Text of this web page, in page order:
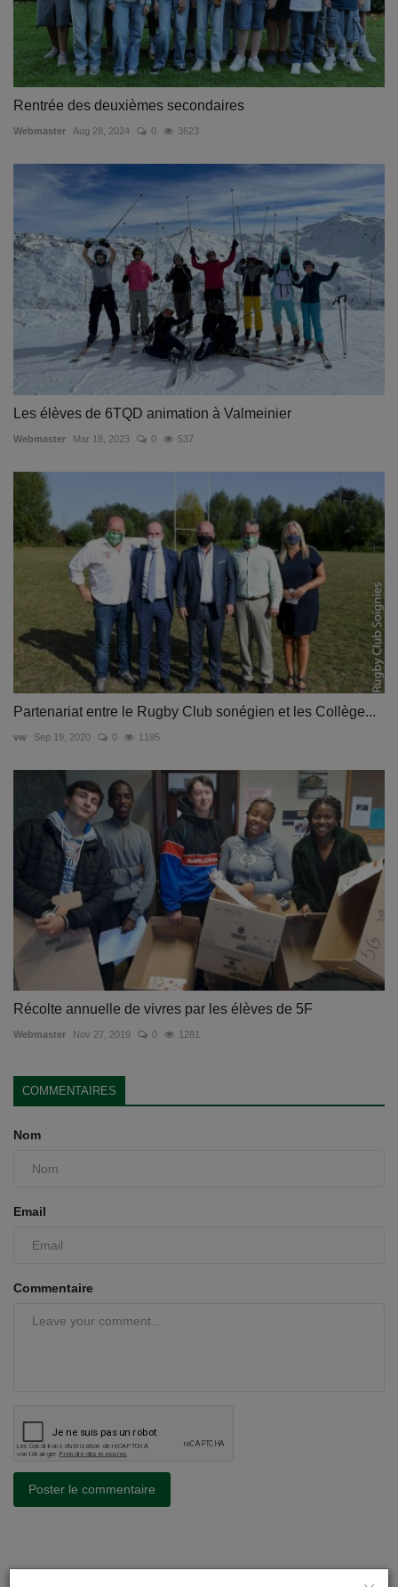
Rentrée des deuxièmes secondaires
Webmaster Aug 28, 2024 0 3623
Les élèves de 6TQD animation à Valmeinier
Webmaster Mar 18, 2023 0 537
Partenariat entre le Rugby Club sonégien et les Collège...
vw Sep 19, 2020 0 1195
Récolte annuelle de vivres par les élèves de 5F
Webmaster Nov 27, 2019 0 1281
COMMENTAIRES
Nom
Email
Commentaire
Poster le commentaire